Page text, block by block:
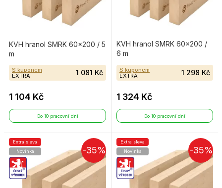
KVH hranol SMRK 60×200 / 5
m
S kuponem
EXTRA
1 081 Kč
1 104 Kč
Do 10 pracovní dní
KVH hranol SMRK 60×200 /
6 m
S kuponem
EXTRA
1 298 Kč
1 324 Kč
Do 10 pracovní dní
-35%
Extra sleva
Novinka
-35%
Extra sleva
Novinka